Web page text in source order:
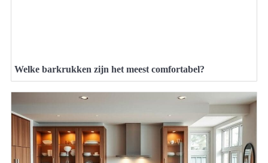
Welke barkrukken zijn het meest comfortabel?